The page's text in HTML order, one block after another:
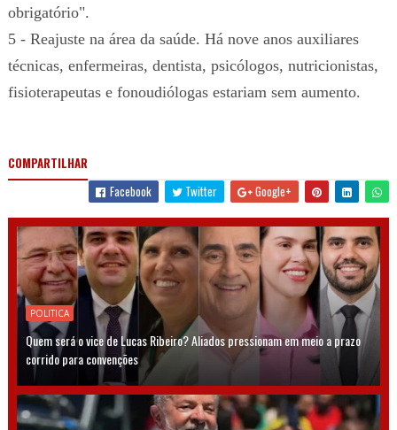
obrigatório".
5 - Reajuste na área da saúde. Há nove anos auxiliares
técnicas, enfermeiras, dentista, psicólogos, nutricionistas,
fisioterapeutas e fonoudiólogas estariam sem aumento.
COMPARTILHAR
Facebook
Twitter Google+
POLITICA
Quem será o vice de Lucas Ribeiro? Aliados pressionam em meio a prazo
corrido para convenções